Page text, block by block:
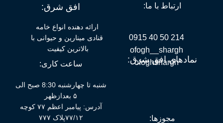
ارتباط با ما:
214 50 40 0915
ofogh__shargh
ofoghshargh
افق شرق:
ارائه دهنده انواع خامه
قنادی مینارین و حیوانی با
بالاترین کیفیت
نمادهای افق شرق: ساعت کاری:
شنبه تا چهارشنبه 8:30 صبح الی
۵ بعدازظهر
آدرس: پیامبر اعظم ۷۷ کوچه
۷۷/۱۲پلاک ۷۷۷
مجوزها: